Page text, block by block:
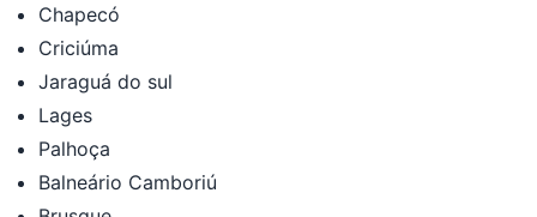
Chapecó
Criciúma
Jaraguá do sul
Lages
Palhoça
Balneário Camboriú